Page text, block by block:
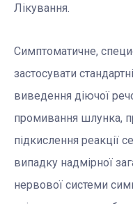
Лікування.
Симптоматичне,
застосувати
виведення діючої
промивання шлунка,
підкислення реакції
випадку надмірної
нервової системи